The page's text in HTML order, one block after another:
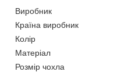
Виробник
Країна виробник
Колір
Матеріал
Розмір чохла